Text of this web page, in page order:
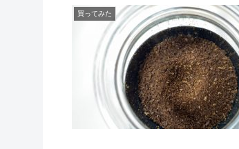
買ってみた